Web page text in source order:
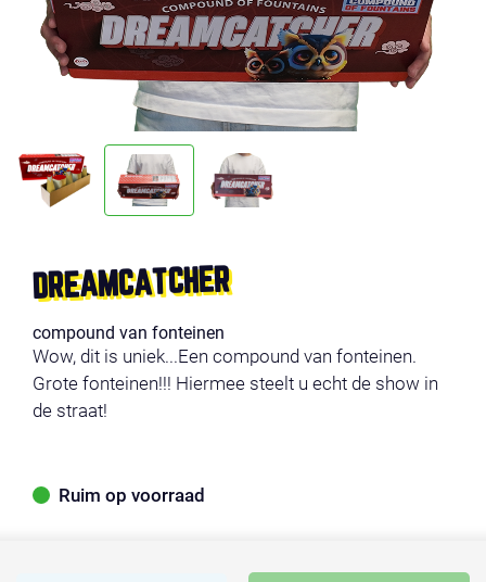
DREAMCATCHER
compound van fonteinen
Wow, dit is uniek...Een compound van fonteinen.
Grote fonteinen!!! Hiermee steelt u echt de show in
de straat!
Ruim op voorraad